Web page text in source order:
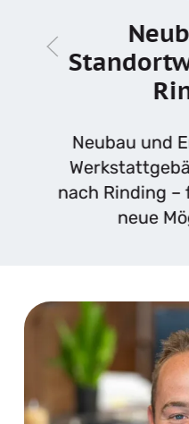
Neubau und
nach Rinding
neue